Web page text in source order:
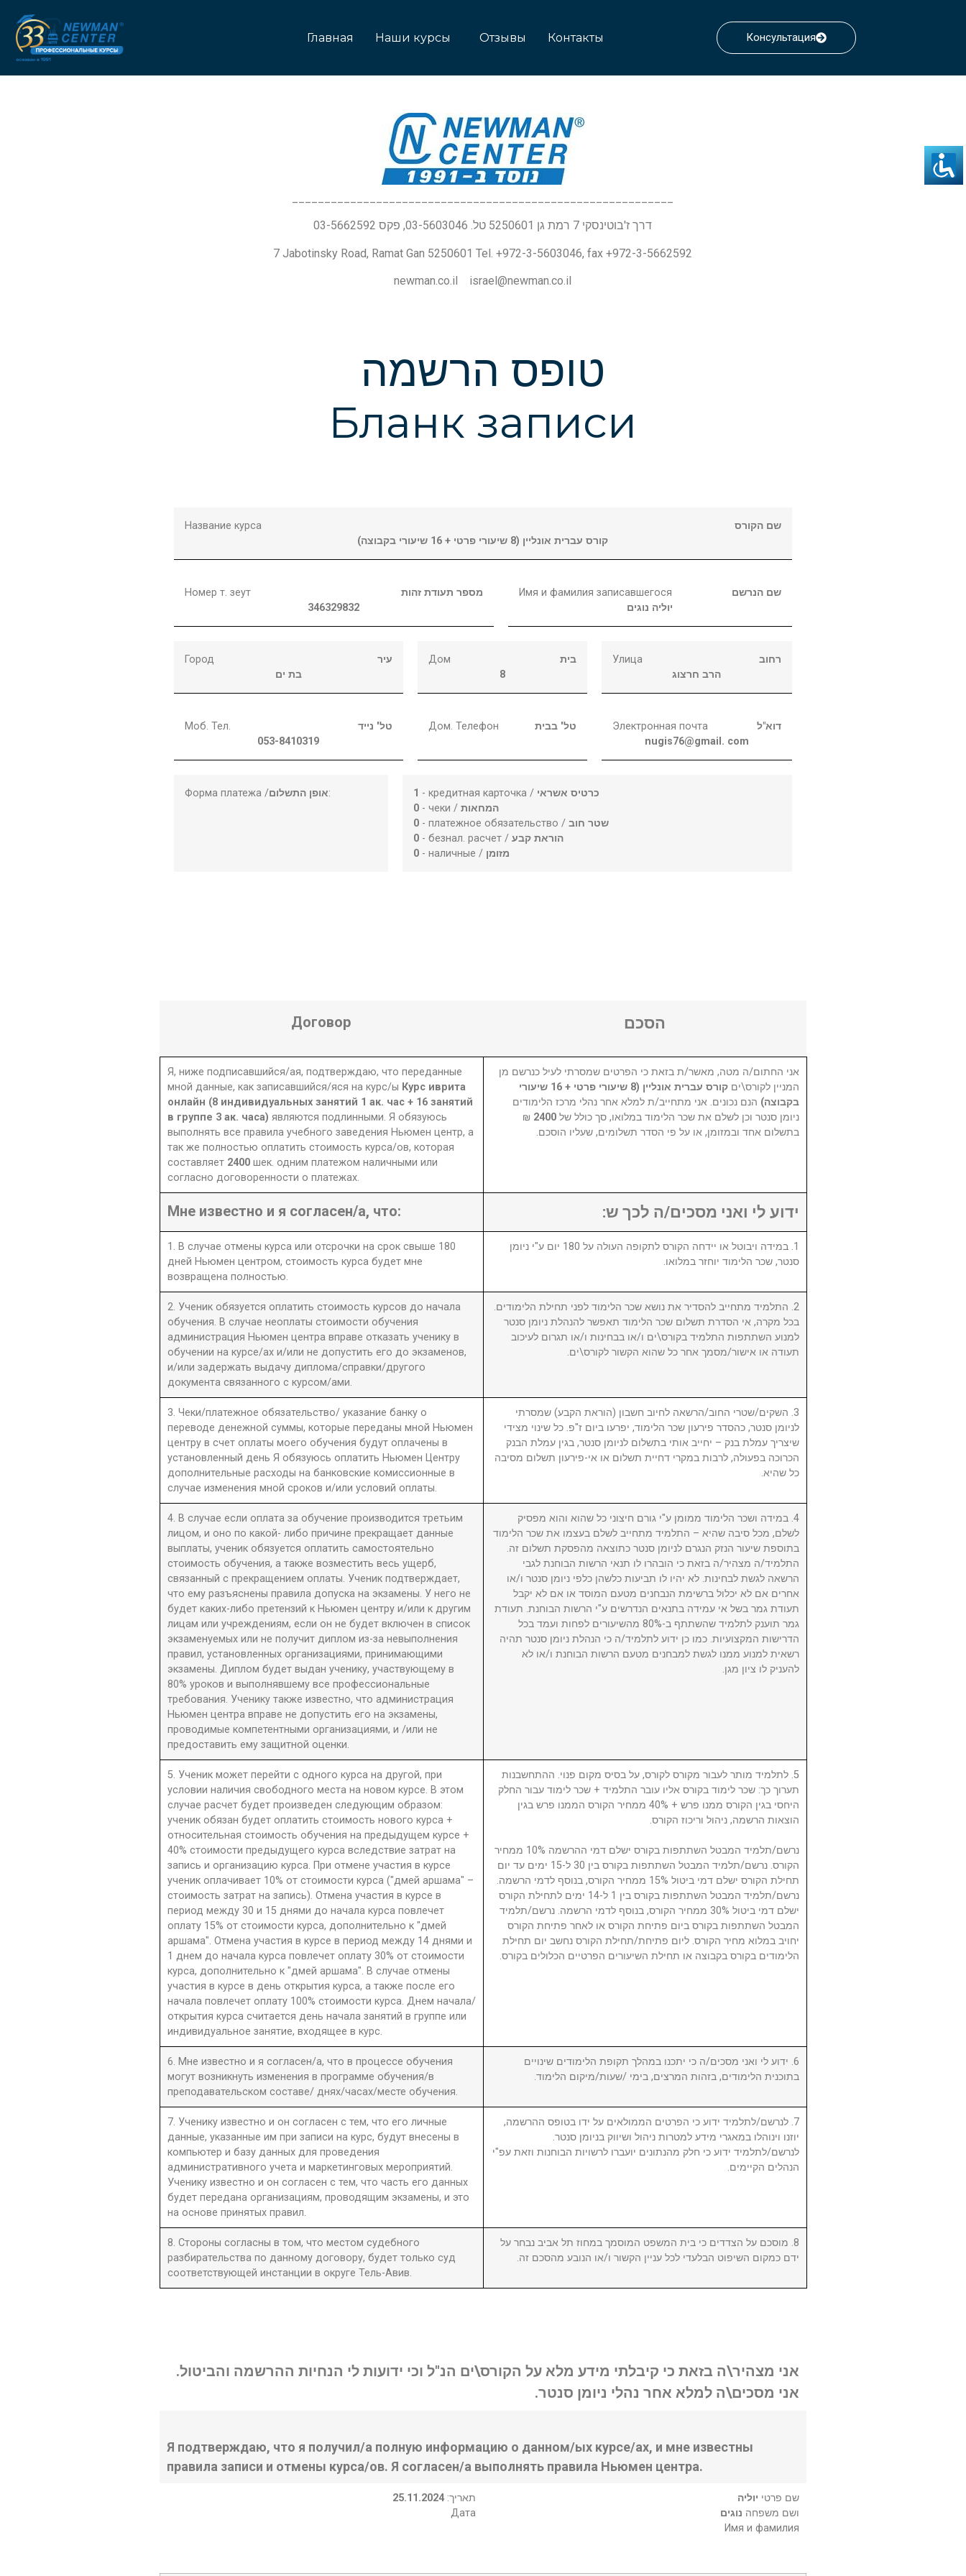
Главная Наши курсы Отзывы Контакты Консультация
דרך ז'בוטינסקי 7 רמת גן 5250601 טל. 03-5603046, פקס 03-5662592
7 Jabotinsky Road, Ramat Gan 5250601 Tel. +972-3-5603046, fax +972-3-5662592
newman.co.il israel@newman.co.il
טופס הרשמה
Бланк записи
Название курса
שם הקורס
קורס עברית אונליין (8 שיעורי פרטי + 16 שיעורי בקבוצה)
Номер т. зеут
מספר תעודת זהות
346329832
Имя и фамилия записавшегося
שם הנרשם
יוליה נוגים
Город
עיר
בת ים
Дом
בית
8
Улица
רחוב
הרב חרצוג
Моб. Тел.
טל' נייד
053-8410319
Дом. Телефон טל' בבית Электронная почта
דוא"ל
nugis76@gmail. com
Форма платежа /אופן התשלום: 1 - кредитная карточка / כרטיס אשראי
0- чеки / המחאות
0- платежное обязательство / שטר חוב
0- безнал. расчет / הוראת קבע
0- наличные / מזומן
Договор הסכם
Я, ниже подписавшийся/ая, подтверждаю, что переданные
мной данные, как записавшийся/яся на курс/ы Курс иврита
онлайн (8 индивидуальных занятий 1 ак. час + 16 занятий
в группе 3 ак. часа) являются подлинными. Я обязуюсь
выполнять все правила учебного заведения Ньюмен центр, а
так же полностью оплатить стоимость курса/ов, которая
составляет 2400 шек. одним платежом наличными или
согласно договоренности о платежах.
אני החתום/ה מטה, מאשר/ת בזאת כי הפרטים שמסרתי לעיל כנרשם מן
המניין לקורס\ים
קורס עברית אונליין (8 שיעורי פרטי + 16 שיעורי
בקבוצה) הנם נכונים. אני מתחייב/ת למלא אחר נהלי מרכז הלימודים
ניומן סנטר וכן לשלם את שכר הלימוד במלואו, סך כולל של2400
₪
בתשלום אחד ובמזומן, או על פי הסדר תשלומים, שעליו הוסכם.
Мне известно и я согласен/а, что: ידוע לי ואני מסכים/ה לכך ש:
1. В случае отмены курса или отсрочки на срок свыше 180
дней Ньюмен центром, стоимость курса будет мне
возвращена полностью.
1. במידה ויבוטל או יידחה הקורס לתקופה העולה על 180 יום ע"י ניומן
סנטר, שכר הלימוד יוחזר במלואו.
2. Ученик обязуется оплатить стоимость курсов до начала
обучения. В случае неоплаты стоимости обучения
администрация Ньюмен центра вправе отказать ученику в
обучении на курсе/ах и/или не допустить его до экзаменов,
и/или задержать выдачу диплома/справки/другого
документа связанного с курсом/ами.
2. התלמיד מתחייב להסדיר את נושא שכר הלימוד לפני תחילת הלימודים.
בכל מקרה, אי הסדרת תשלום שכר הלימוד תאפשר להנהלת ניומן סנטר
למנוע השתתפות התלמיד בקורס\ים ו/או בבחינות ו/או תגרום לעיכוב
תעודה או אישור/מסמך אחר כל שהוא הקשור לקורס\ים.
3. Чеки/платежное обязательство/ указание банку о
переводе денежной суммы, которые переданы мной Ньюмен
центру в счет оплаты моего обучения будут оплачены в
установленный день Я обязуюсь оплатить Ньюмен Центру
дополнительные расходы на банковские комиссионные в
случае изменения мной сроков и/или условий оплаты.
3. השקים/שטרי החוב/הרשאה לחיוב חשבון (הוראת הקבע) שמסרתי
לניומן סנטר, כהסדר פירעון שכר הלימוד, יפרעו ביום ז"פ. כל שינוי מצידי
שיצריך עמלת בנק – יחייב אותי בתשלום לניומן סנטר, בגין עמלת הבנק
הכרוכה בפעולה, לרבות במקרי דחיית תשלום או אי-פירעון תשלום מסיבה
כל שהיא.
4. В случае если оплата за обучение производится третьим
лицом, и оно по какой- либо причине прекращает данные
выплаты, ученик обязуется оплатить самостоятельно
стоимость обучения, а также возместить весь ущерб,
связанный с прекращением оплаты. Ученик подтверждает,
что ему разъяснены правила допуска на экзамены. У него не
будет каких-либо претензий к Ньюмен центру и/или к другим
лицам или учреждениям, если он не будет включен в список
экзаменуемых или не получит диплом из-за невыполнения
правил, установленных организациями, принимающими
экзамены. Диплом будет выдан ученику, участвующему в
80% уроков и выполнявшему все профессиональные
требования. Ученику также известно, что администрация
Ньюмен центра вправе не допустить его на экзамены,
проводимые компетентными организациями, и /или не
предоставить ему защитной оценки.
4. במידה ושכר הלימוד ממומן ע"י גורם חיצוני כל שהוא והוא מפסיק
לשלם, מכל סיבה שהיא – התלמיד מתחייב לשלם בעצמו את שכר הלימוד
בתוספת שיעור הנזק הנגרם לניומן סנטר כתוצאה מהפסקת תשלום זה.
התלמיד/ה מצהיר/ה בזאת כי הובהרו לו תנאי הרשות הבוחנת לגבי
הרשאה לגשת לבחינות. לא יהיו לו תביעות כלשהן כלפי ניומן סנטר ו/או
אחרים אם לא יכלול ברשימת הנבחנים מטעם המוסד או אם לא יקבל
תעודת גמר בשל אי עמידה בתנאים הנדרשים ע"י הרשות הבוחנת. תעודת
גמר תוענק לתלמיד שהשתתף ב-80% מהשיעורים לפחות ועמד בכל
הדרישות המקצועיות. כמו כן ידוע לתלמיד/ה כי הנהלת ניומן סנטר תהיה
רשאית למנוע ממנו לגשת למבחנים מטעם הרשות הבוחנת ו/או לא
להעניק לו ציון מגן.
5. Ученик может перейти с одного курса на другой, при
условии наличия свободного места на новом курсе. В этом
случае расчет будет произведен следующим образом:
ученик обязан будет оплатить стоимость нового курса +
относительная стоимость обучения на предыдущем курсе +
40% стоимости предыдущего курса вследствие затрат на
запись и организацию курса. При отмене участия в курсе
ученик оплачивает 10% от стоимости курса ("дмей аршама" –
стоимость затрат на запись). Отмена участия в курсе в
период между 30 и 15 днями до начала курса повлечет
оплату 15% от стоимости курса, дополнительно к "дмей
аршама". Отмена участия в курсе в период между 14 днями и
1 днем до начала курса повлечет оплату 30% от стоимости
курса, дополнительно к "дмей аршама". В случае отмены
участия в курсе в день открытия курса, а также после его
начала повлечет оплату 100% стоимости курса. Днем начала/
открытия курса считается день начала занятий в группе или
индивидуальное занятие, входящее в курс.
5. לתלמיד מותר לעבור מקורס לקורס, על בסיס מקום פנוי. ההתחשבנות
תערוך כך: שכר לימוד בקורס אליו עובר התלמיד + שכר לימוד עבור החלק
היחסי בגין הקורס ממנו פרש + 40% ממחיר הקורס הממנו פרש בגין
הוצאות הרשמה, ניהול וריכוז הקורס.
נרשם/תלמיד המבטל השתתפות בקורס ישלם דמי ההרשמה 10% ממחיר
הקורס. נרשם/תלמיד המבטל השתתפות בקורס בין 30 ל-15 ימים עד יום
תחילת הקורס ישלם דמי ביטול 15% ממחיר הקורס, בנוסף לדמי הרשמה.
נרשם/תלמיד המבטל השתתפות בקורס בין 1 ל-14 ימים לתחילת הקורס
ישלם דמי ביטול 30% ממחיר הקורס, בנוסף לדמי הרשמה. נרשם/תלמיד
המבטל השתתפות בקורס ביום פתיחת הקורס או לאחר פתיחת הקורס
יחויב במלוא מחיר הקורס. ליום פתיחת/תחילת הקורס נחשב יום תחילת
הלימודים בקורס בקבוצה או תחילת השיעורים הפרטיים הכלולים בקורס.
6. Мне известно и я согласен/а, что в процессе обучения
могут возникнуть изменения в программе обучения/в
преподавательском составе/ днях/часах/месте обучения.
6. ידוע לי ואני מסכים/ה כי יתכנו במהלך תקופת הלימודים שינויים
בתוכנית הלימודים, בזהות המרצים, בימי /שעות/מיקום הלימוד.
7. Ученику известно и он согласен с тем, что его личные
данные, указанные им при записи на курс, будут внесены в
компьютер и базу данных для проведения
административного учета и маркетинговых мероприятий.
Ученику известно и он согласен с тем, что часть его данных
будет передана организациям, проводящим экзамены, и это
на основе принятых правил.
7. לנרשם/לתלמיד ידוע כי הפרטים הממולאים על ידו בטופס ההרשמה,
יוזנו וינוהלו במאגרי מידע למטרות ניהול ושיווק בניומן סנטר.
לנרשם/לתלמיד ידוע כי חלק מהנתונים יועברו לרשויות הבוחנות וזאת עפ"י
הנהלים הקיימים.
8. Стороны согласны в том, что местом судебного
разбирательства по данному договору, будет только суд
соответствующей инстанции в округе Тель-Авив.
8. מוסכם על הצדדים כי בית המשפט המוסמך במחוז תל אביב נבחר על
ידם כמקום השיפוט הבלעדי לכל עניין הקשור ו/או הנובע מהסכם זה.
אני מצהיר\ה בזאת כי קיבלתי מידע מלא על הקורס\ים הנ"ל וכי ידועות לי הנחיות ההרשמה והביטול.
אני מסכים\ה למלא אחר נהלי ניומן סנטר.
Я подтверждаю, что я получил/а полную информацию о данном/ых курсе/ах, и мне известны
правила записи и отмены курса/ов. Я согласен/а выполнять правила Ньюмен центра.
25.11.2024 :תאריך
Дата
שם פרטי יוליה
ושם משפחה נוגים
Имя и фамилия